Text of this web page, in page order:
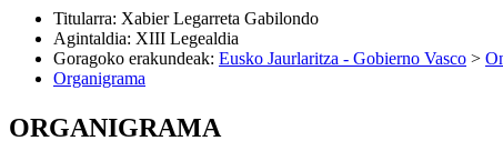
Titularra: Xabier Legarreta Gabilondo
Agintaldia: XIII Legealdia
Goragoko erakundeak: Eusko Jaurlaritza - Gobierno Vasco >
Organigrama
ORGANIGRAMA